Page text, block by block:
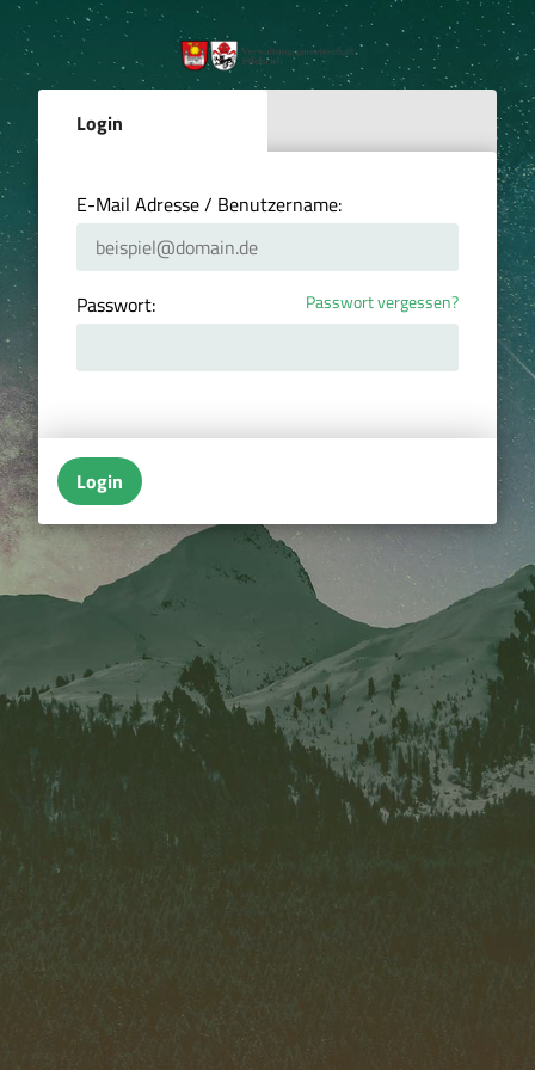
Login
E-Mail Adresse / Benutzername:
Passwort: Passwort vergessen?
Login